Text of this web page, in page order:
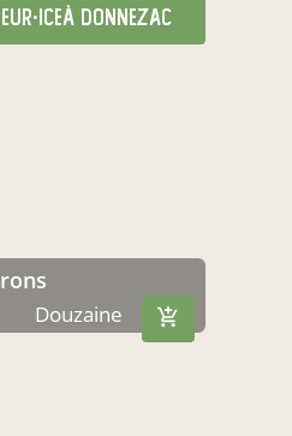
à Donnezac
Douzaine